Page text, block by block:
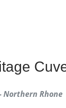
Northern Rhone